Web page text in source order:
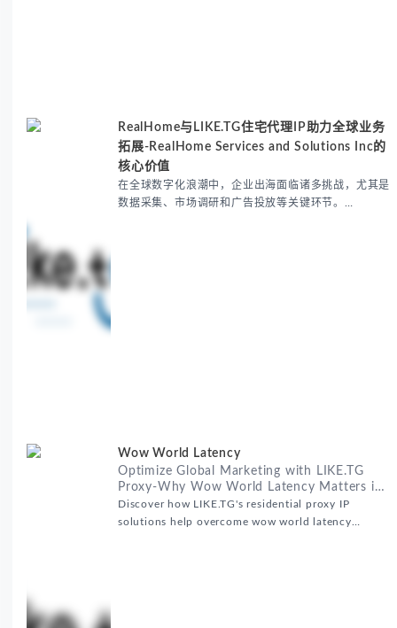
RealHome与LIKE.TG住宅代理IP助力全球业务
拓展-RealHome Services and Solutions Inc的
核心价值
在全球数字化浪潮中，企业出海面临诸多挑战，尤其是
数据采集、市场调研和广告投放等关键环节。
Wow World Latency
Optimize Global Marketing with LIKE.TG
Proxy-Why Wow World Latency Matters in
Global Marketing
Discover how LIKE.TG's residential proxy IP
solutions help overcome wow world latency